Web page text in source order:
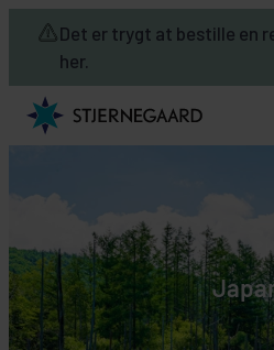
Det er trygt at bestille en
her.
Skip to main content